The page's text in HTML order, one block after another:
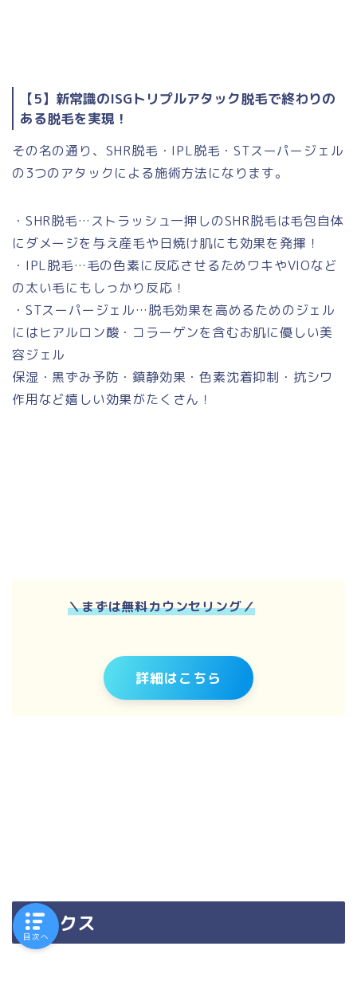
【5】新常識のISGトリプルアタック脱毛で終わりの
ある脱毛を実現！
その名の通り、SHR脱毛・IPL脱毛・STスーパージェル
の3つのアタックによる施術方法になります。
・SHR脱毛…ストラッシュ一押しのSHR脱毛は毛包自体
にダメージを与え産毛や日焼け肌にも効果を発揮！
・IPL脱毛…毛の色素に反応させるためワキやVIOなど
の太い毛にもしっかり反応！
・STスーパージェル…脱毛効果を高めるためのジェル
にはヒアルロン酸・コラーゲンを含むお肌に優しい美
容ジェル
保湿・黒ずみ予防・鎮静効果・色素沈着抑制・抗シワ
作用など嬉しい効果がたくさん！
＼まずは無料カウンセリング／
詳細はこちら
リラクス
目次へ